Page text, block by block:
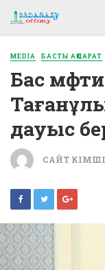
MEDIA БАСТЫ АҚПАРАТ
Бас
дауыс
САЙТ